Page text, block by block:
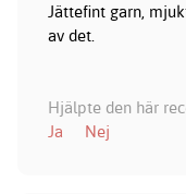
Jättefint garn,
av det.
Hjälpte den här
Ja
Nej